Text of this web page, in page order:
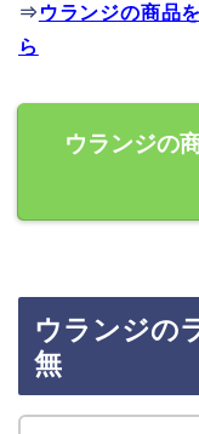
⇒ ウランジの商品
ら
ウランジの
ウランジの
無